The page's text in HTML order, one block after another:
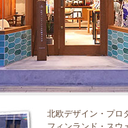
北欧デザイン・プロ